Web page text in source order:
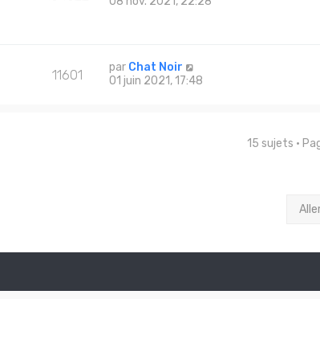
11601 par Chat Noir
01 juin 2021, 17:48
15 sujets •